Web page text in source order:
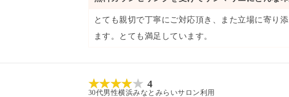
とても親切で丁寧にご対応頂き、また立場に寄り
ます。とても満足しています。
4
30代男性横浜みなとみらいサロン利用